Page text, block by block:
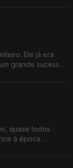
Ele já era
grande sucesso
quase todos
à época